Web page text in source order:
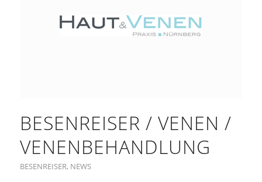
BESENREISER / VENEN /
VENENBEHANDLUNG
BESENREISER, NEWS